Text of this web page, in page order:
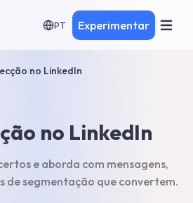
PT Experimentar
no LinkedIn
no LinkedIn
e aborda com mensagens,
de segmentação que convertem.